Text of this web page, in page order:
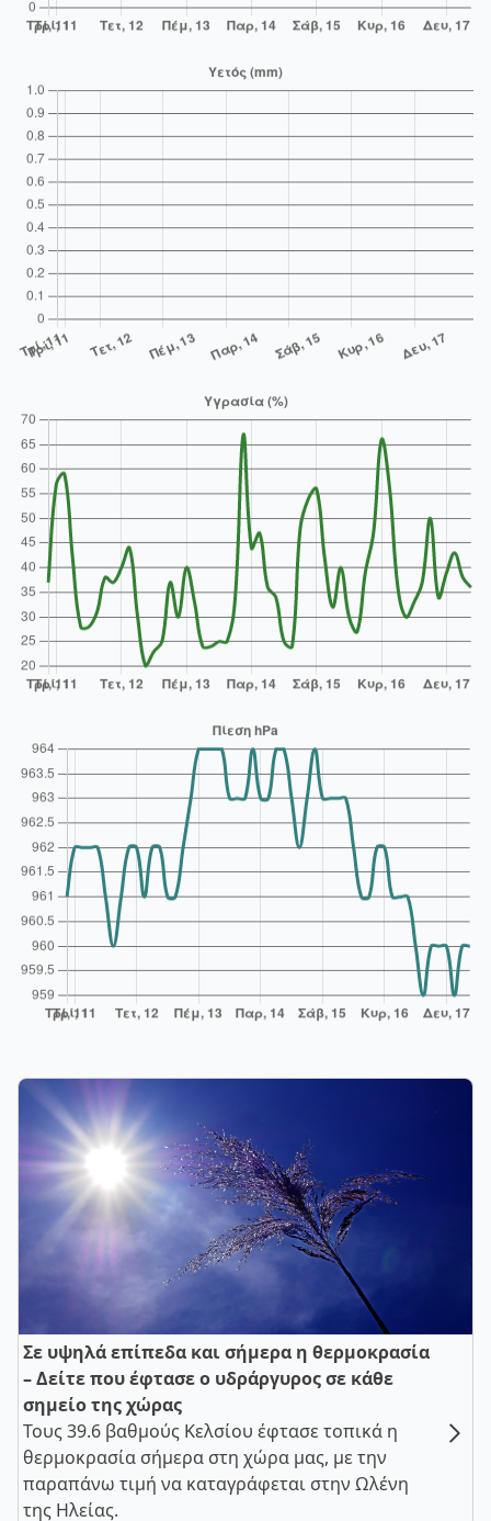
Σε υψηλά επίπεδα και σήμερα η θερμοκρασία
– Δείτε που έφτασε ο υδράργυρος σε κάθε
σημείο της χώρας
Τους 39.6 βαθμούς Κελσίου έφτασε τοπικά η
θερμοκρασία σήμερα στη χώρα μας, με την
παραπάνω τιμή να καταγράφεται στην Ωλένη
της Ηλείας.